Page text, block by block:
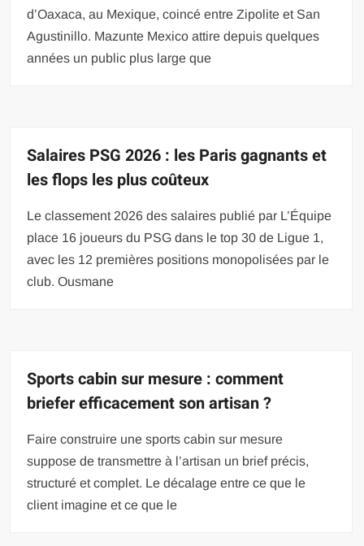
d’Oaxaca, au Mexique, coincé entre Zipolite et San
Agustinillo. Mazunte Mexico attire depuis quelques
années un public plus large que
Salaires PSG 2026 : les Paris gagnants et
les flops les plus coûteux
Le classement 2026 des salaires publié par L’Équipe
place 16 joueurs du PSG dans le top 30 de Ligue 1,
avec les 12 premières positions monopolisées par le
club. Ousmane
Sports cabin sur mesure : comment
briefer efficacement son artisan ?
Faire construire une sports cabin sur mesure
suppose de transmettre à l’artisan un brief précis,
structuré et complet. Le décalage entre ce que le
client imagine et ce que le